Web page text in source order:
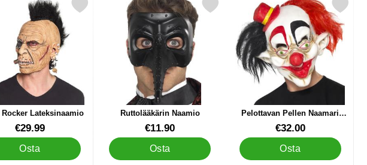
Rocker Lateksinaamio
24114
€29.99
Osta
horror Rocker Lateksinaamio suosikiksi
Ruttolääkärin Naamio
Tuote.nro 11821€11.90
Osta
Merkitse ruttolääkärin Naamio suosikiksi
Pelottavan Pellen Naamari
Tirehtöörin Hatulla
Tuote.nro 13475€32.00
Osta
Merkitse pelottavan Pellen Naamari